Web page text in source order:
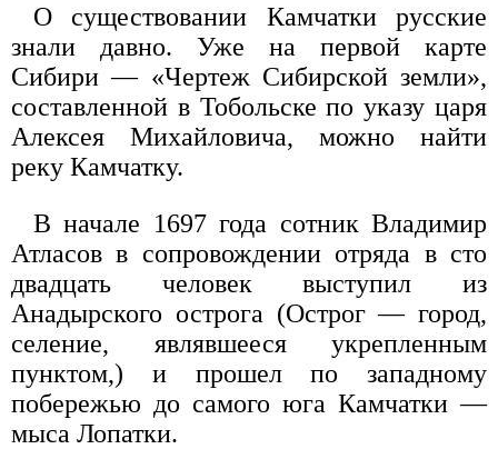
О существовании Камчатки русские
знали давно. Уже на первой карте
Сибири — «Чертеж Сибирской земли»,
составленной в Тобольске по указу царя
Алексея Михайловича, можно найти
реку Камчатку.
В начале 1697 года сотник Владимир
Атласов в сопровождении отряда в сто
двадцать человек выступил из
Анадырского острога (Острог — город,
селение, являвшееся укрепленным
пунктом,) и прошел по западному
побережью до самого юга Камчатки —
мыса Лопатки.